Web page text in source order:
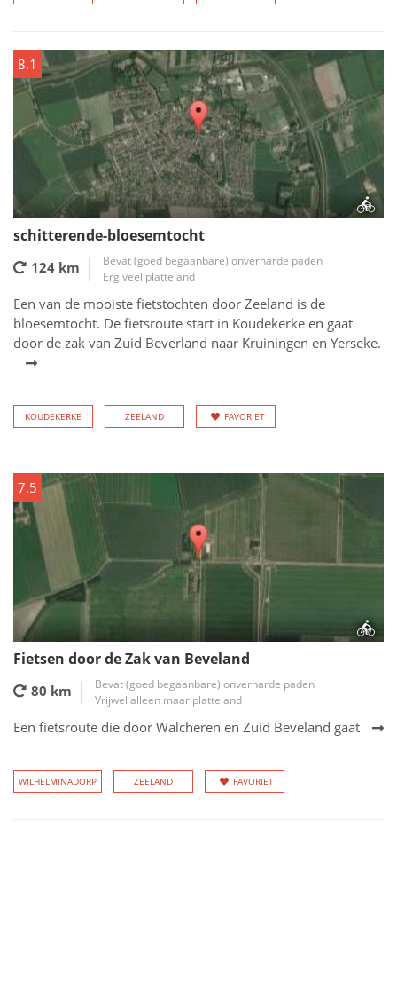
8.1
schitterende-bloesemtocht
124 km
Bevat (goed begaanbare) onverharde paden
Erg veel platteland
Een van de mooiste fietstochten door Zeeland is de
bloesemtocht. De fietsroute start in Koudekerke en gaat
door de zak van Zuid Beverland naar Kruiningen en Yerseke.
KOUDEKERKE ZEELAND FAVORIET
7.5
Fietsen door de Zak van Beveland
80 km
Bevat (goed begaanbare) onverharde paden
Vrijwel alleen maar platteland
Een fietsroute die door Walcheren en Zuid Beveland gaat
WILHELMINADORP ZEELAND FAVORIET